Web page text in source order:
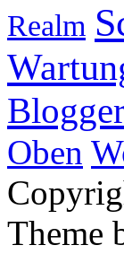
Realm
Oben
Theme